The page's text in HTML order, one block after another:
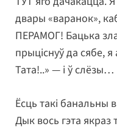
двары «варанок»,
ПЕРАМОГ! Бацька
прыціснуў да сябе,
Тата!..» — і ў слёзы…
Ёсць такі банальны
Дык вось гэта якраз